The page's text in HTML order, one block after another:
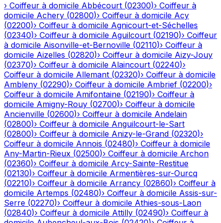
› Coiffeur à domicile Abbécourt (02300)› Coiffeur à
domicile Achery (02800)› Coiffeur à domicile Acy
(02200)› Coiffeur à domicile Agnicourt-et-Séchelles
(02340)› Coiffeur à domicile Aguilcourt (02190)› Coiffeur
à domicile Aisonville-et-Bernoville (02110)› Coiffeur à
domicile Aizelles (02820)› Coiffeur à domicile Aizy-Jouy
(02370)› Coiffeur à domicile Alaincourt (02240)›
Coiffeur à domicile Allemant (02320)› Coiffeur à domicile
Ambleny (02290)› Coiffeur à domicile Ambrief (02200)›
Coiffeur à domicile Amifontaine (02190)› Coiffeur à
domicile Amigny-Rouy (02700)› Coiffeur à domicile
Ancienville (02600)› Coiffeur à domicile Andelain
(02800)› Coiffeur à domicile Anguilcourt-le-Sart
(02800)› Coiffeur à domicile Anizy-le-Grand (02320)›
Coiffeur à domicile Annois (02480)› Coiffeur à domicile
Any-Martin-Rieux (02500)› Coiffeur à domicile Archon
(02360)› Coiffeur à domicile Arcy-Sainte-Restitue
(02130)› Coiffeur à domicile Armentières-sur-Ourcq
(02210)› Coiffeur à domicile Arrancy (02860)› Coiffeur à
domicile Artemps (02480)› Coiffeur à domicile Assis-sur-
Serre (02270)› Coiffeur à domicile Athies-sous-Laon
(02840)› Coiffeur à domicile Attilly (02490)› Coiffeur à